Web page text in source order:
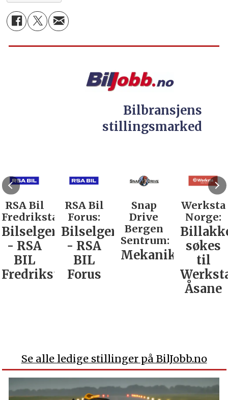
Bilbransjens
stillingsmarked
RSA Bil
Fredrikstad:
Bilselger
- RSA
BIL
Fredrikstad
RSA Bil
Forus:
Bilselger
- RSA
BIL
Forus
Snap
Drive
Bergen
Sentrum:
Mekaniker
Werksta
Norge:
søkes
til
Åsane
Se alle ledige stillinger på BilJobb.no